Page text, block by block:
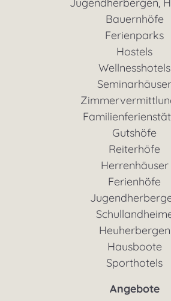
Jugendherbergen,
Bauernhöfe
Ferienparks
Hostels
Wellnesshotels
Seminarhäuser
Gutshöfe
Reiterhöfe
Herrenhäuser
Ferienhöfe
Heuherbergen
Hausboote
Sporthotels
Angebote